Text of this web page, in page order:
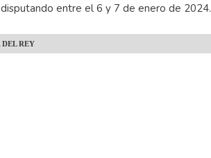
entre el 6 y 7 de enero de 2024.
REY